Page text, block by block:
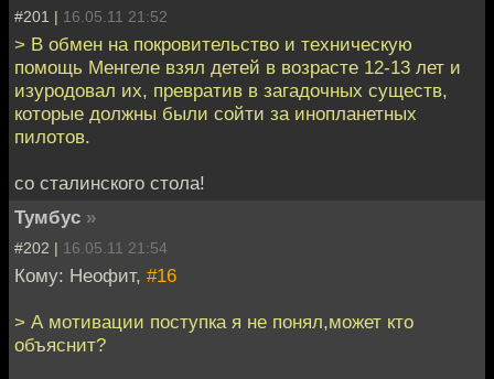
#201 | 16.05.11 21:52
> В обмен на покровительство и техническую
помощь Менгеле взял детей в возрасте 12-13 лет и
изуродовал их, превратив в загадочных существ,
которые должны были сойти за инопланетных
пилотов.
со сталинского стола!
Тумбус »
#202 | 16.05.11 21:54
Кому: Неофит, #16
> А мотивации поступка я не понял,может кто
объяснит?